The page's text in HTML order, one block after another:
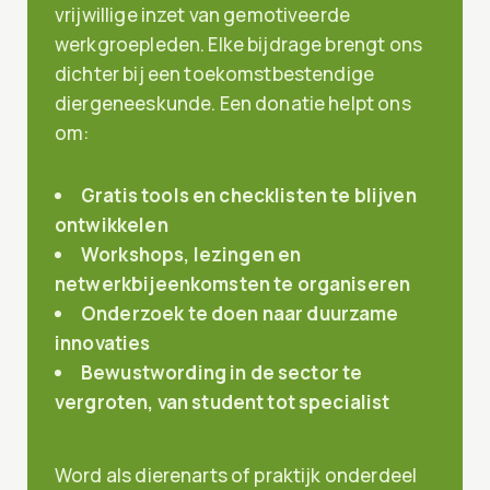
vrijwillige inzet van gemotiveerde
werkgroepleden. Elke bijdrage brengt ons
dichter bij een toekomstbestendige
diergeneeskunde. Een donatie helpt ons
om:
Gratis tools en checklisten te blijven
ontwikkelen
Workshops, lezingen en
netwerkbijeenkomsten te organiseren
Onderzoek te doen naar duurzame
innovaties
Bewustwording in de sector te
vergroten, van student tot specialist
Word als dierenarts of praktijk onderdeel